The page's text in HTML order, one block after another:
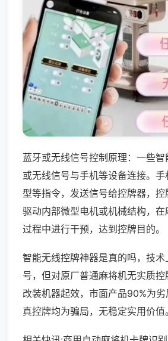
蓝牙或无线信号控制原理：一些
或无线信号与手机等设备连接。
型等指令，发送信号给控牌器，
驱动内部微型电机或机械结构，
过程中进行干预，达到控牌目的。
智能无线控牌神器是真的吗，技
号，但对原厂普通麻将机无实质
改装机器起效，市面产品90%为
真控牌均为骗局，无稳定实用价值。